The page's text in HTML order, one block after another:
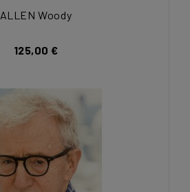
ALLEN Woody
125,00 €